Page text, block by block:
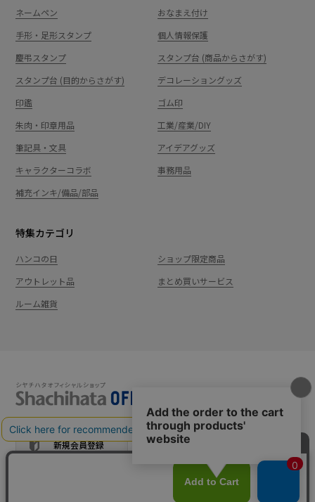
ネームペン
おなまえ付け
手形・足形スタンプ
個人情報保護
慶弔スタンプ
スタンプ台 (商品からさがす)
スタンプ台 (目的からさがす)
デコレーショングッズ
印鑑
ゴム印
朱肉・印章用品
工業/産業/DIY
筆記具・文具
アイデアグッズ
キャラクターコラボ
事務用品
補充インキ/備品/部品
特集カテゴリ
ハンコの日
ショップ限定商品
アウトレット品
まとめ買いサービス
ルーム雑貨
新規会員登録 カート
よくあるご質問
会社案内